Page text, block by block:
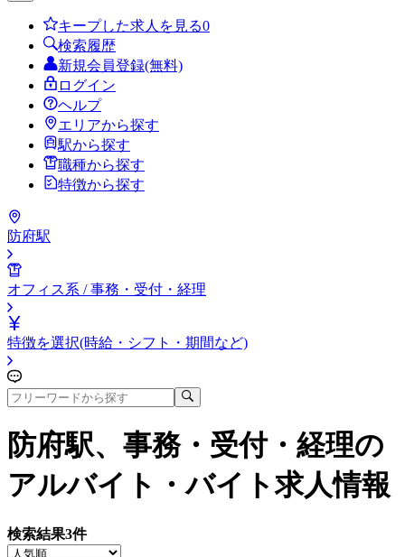
キープした求人を見る0
検索履歴
新規会員登録(無料)
ログイン
ヘルプ
エリアから探す
駅から探す
職種から探す
特徴から探す
防府駅
オフィス系 / 事務・受付・経理
特徴を選択(時給・シフト・期間など)
防府駅、事務・受付・経理の
アルバイト・バイト求人情報
検索結果3件